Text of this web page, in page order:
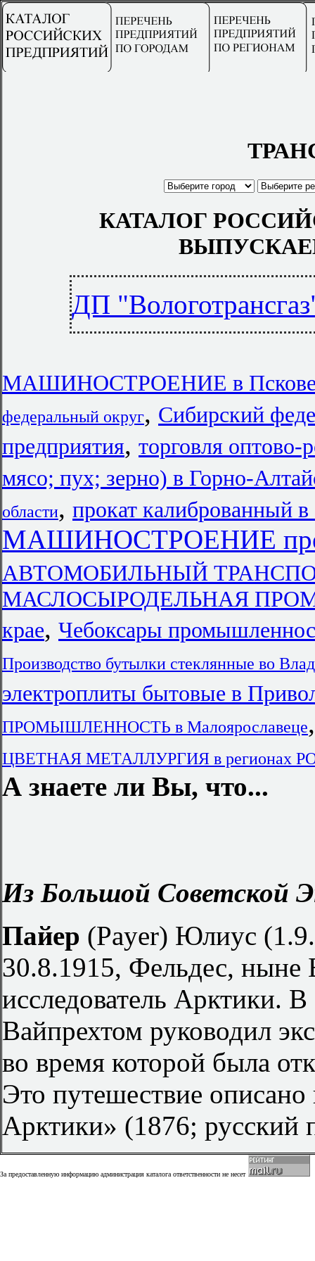
КАТАЛОГ
ДП
МАШИНОСТРОЕНИЕ в
федеральный округ, Сибирский
предприятия, торговля оптово-
мясо; пух; зерно) в Горно-
области, прокат калиброванный
МАШИНОСТРОЕНИЕ
АВТОМОБИЛЬНЫЙ ТРАНСПОРТ
МАСЛОСЫРОДЕЛЬНАЯ
крае, Чебоксары
Производство бутылки стеклянные во
электроплиты бытовые в
ПРОМЫШЛЕННОСТЬ в Малоярославеце
ЦВЕТНАЯ МЕТАЛЛУРГИЯ в регионах
А знаете ли Вы, что...
Из Большой Советской
Пайер (Payer) Юлиус
30.8.1915, Фельдес, ныне
исследователь Арктики.
Вайпрехтом руководил
во время которой была
Это путешествие
Арктики» (1876; русский
За предоставленную информацию администрация каталога ответственности не несет